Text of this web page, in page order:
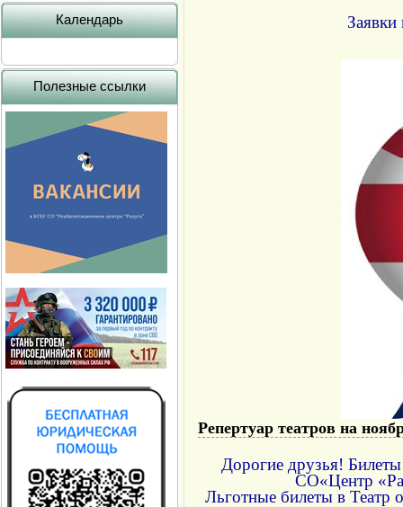
Календарь
Полезные ссылки
Репертуар театров на
Дорогие друзья!
СО«Центр
Льготные билеты в Театр